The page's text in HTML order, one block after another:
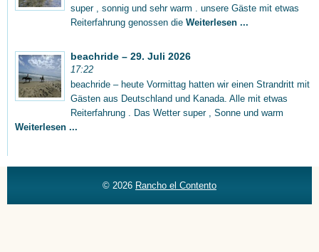
super , sonnig und sehr warm . unsere Gäste mit etwas
Reiterfahrung genossen die Weiterlesen ...
beachride – 29. Juli 2026
17:22
beachride – heute Vormittag hatten wir einen Strandritt mit
Gästen aus Deutschland und Kanada. Alle mit etwas
Reiterfahrung . Das Wetter super , Sonne und warm
Weiterlesen ...
© 2026 Rancho el Contento